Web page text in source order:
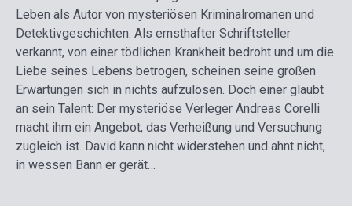
Leben als Autor von mysteriösen Kriminalromanen und
Detektivgeschichten. Als ernsthafter Schriftsteller
verkannt, von einer tödlichen Krankheit bedroht und um die
Liebe seines Lebens betrogen, scheinen seine großen
Erwartungen sich in nichts aufzulösen. Doch einer glaubt
an sein Talent: Der mysteriöse Verleger Andreas Corelli
macht ihm ein Angebot, das Verheißung und Versuchung
zugleich ist. David kann nicht widerstehen und ahnt nicht,
in wessen Bann er gerät…